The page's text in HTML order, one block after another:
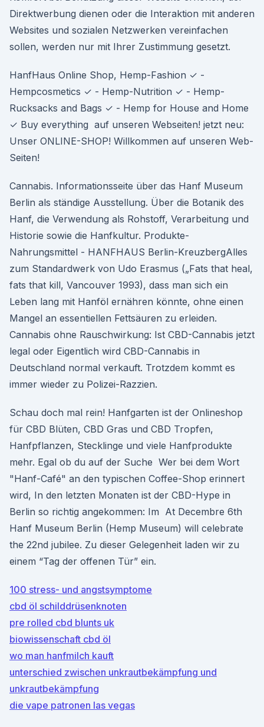
Direktwerbung dienen oder die Interaktion mit anderen
Websites und sozialen Netzwerken vereinfachen
sollen, werden nur mit Ihrer Zustimmung gesetzt.
HanfHaus Online Shop, Hemp-Fashion ✓ -
Hempcosmetics ✓ - Hemp-Nutrition ✓ - Hemp-
Rucksacks and Bags ✓ - Hemp for House and Home
✓ Buy everything auf unseren Webseiten! jetzt neu:
Unser ONLINE-SHOP! Willkommen auf unseren Web-
Seiten!
Cannabis. Informationsseite über das Hanf Museum
Berlin als ständige Ausstellung. Über die Botanik des
Hanf, die Verwendung als Rohstoff, Verarbeitung und
Historie sowie die Hanfkultur. Produkte-
Nahrungsmittel - HANFHAUS Berlin-KreuzbergAlles
zum Standardwerk von Udo Erasmus („Fats that heal,
fats that kill, Vancouver 1993), dass man sich ein
Leben lang mit Hanföl ernähren könnte, ohne einen
Mangel an essentiellen Fettsäuren zu erleiden.
Cannabis ohne Rauschwirkung: Ist CBD-Cannabis jetzt
legal oder Eigentlich wird CBD-Cannabis in
Deutschland normal verkauft. Trotzdem kommt es
immer wieder zu Polizei-Razzien.
Schau doch mal rein! Hanfgarten ist der Onlineshop
für CBD Blüten, CBD Gras und CBD Tropfen,
Hanfpflanzen, Stecklinge und viele Hanfprodukte
mehr. Egal ob du auf der Suche Wer bei dem Wort
"Hanf-Café" an den typischen Coffee-Shop erinnert
wird, In den letzten Monaten ist der CBD-Hype in
Berlin so richtig angekommen: Im At Decembre 6th
Hanf Museum Berlin (Hemp Museum) will celebrate
the 22nd jubilee. Zu dieser Gelegenheit laden wir zu
einem “Tag der offenen Tür” ein.
100 stress- und angstsymptome
cbd öl schilddrüsenknoten
pre rolled cbd blunts uk
biowissenschaft cbd öl
wo man hanfmilch kauft
unterschied zwischen unkrautbekämpfung und
unkrautbekämpfung
die vape patronen las vegas